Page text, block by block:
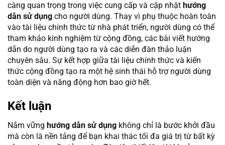
càng quan trọng trong việc cung cấp và cập nhật hướng
dẫn sử dụng cho người dùng. Thay vì phụ thuộc hoàn toàn
vào tài liệu chính thức từ nhà phát triển, người dùng có thể
tham khảo kinh nghiệm từ cộng đồng, các bài viết hướng
dẫn do người dùng tạo ra và các diễn đàn thảo luận
chuyên sâu. Sự kết hợp giữa tài liệu chính thức và kiến
thức cộng đồng tạo ra một hệ sinh thái hỗ trợ người dùng
toàn diện và năng động hơn bao giờ hết.
Kết luận
Nắm vững hướng dẫn sử dụng không chỉ là bước khởi đầu
mà còn là nền tảng để bạn khai thác tối đa giá trị từ bất kỳ